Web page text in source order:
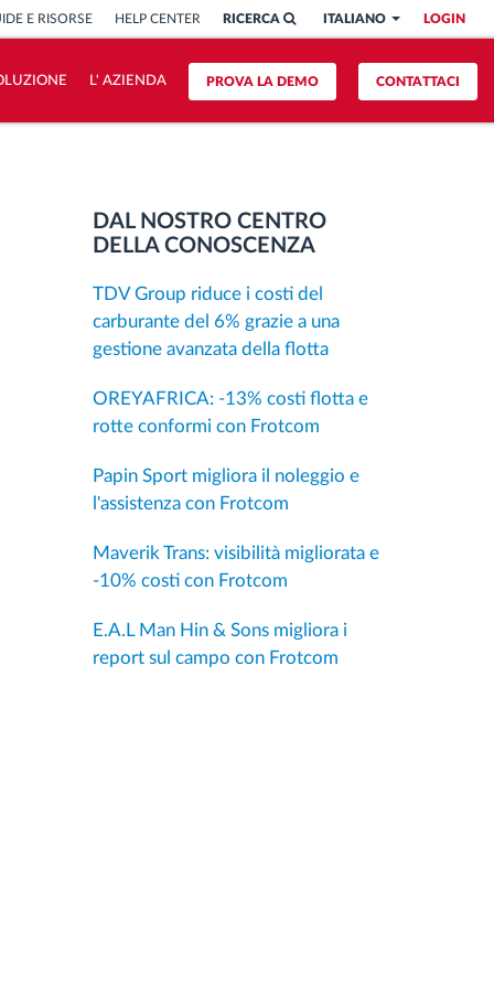
LOGIN
ITALIANO
RICERCA
E RISORSE HELP CENTER
CONTATTACI
PROVA LA DEMO
L' AZIENDA
DAL NOSTRO CENTRO
DELLA CONOSCENZA
TDV Group riduce i costi del
carburante del 6% grazie a una
gestione avanzata della flotta
OREYAFRICA: -13% costi flotta e
rotte conformi con Frotcom
Papin Sport migliora il noleggio e
l'assistenza con Frotcom
Maverik Trans: visibilità migliorata e
-10% costi con Frotcom
E.A.L Man Hin & Sons migliora i
report sul campo con Frotcom